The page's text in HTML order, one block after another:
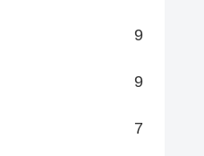
9
9
7